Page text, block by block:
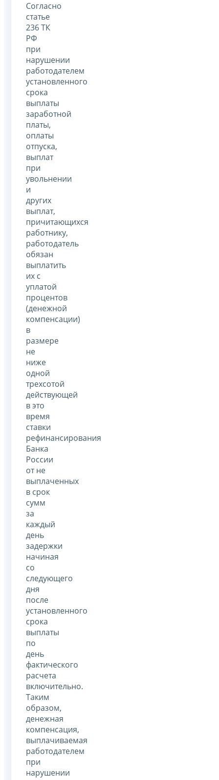
Согласно
статье
236 ТК
РФ
при
нарушении
работодателем
установленного
срока
выплаты
заработной
платы,
оплаты
отпуска,
выплат
при
увольнении
и
других
выплат,
причитающихся
работнику,
работодатель
обязан
выплатить
их с
уплатой
процентов
(денежной
компенсации)
в
размере
не
ниже
одной
трехсотой
действующей
в это
время
ставки
рефинансирования
Банка
России
от не
выплаченных
в срок
сумм
за
каждый
день
задержки
начиная
со
следующего
дня
после
установленного
срока
выплаты
по
день
фактического
расчета
включительно.
Таким
образом,
денежная
компенсация,
выплачиваемая
работодателем
при
нарушении